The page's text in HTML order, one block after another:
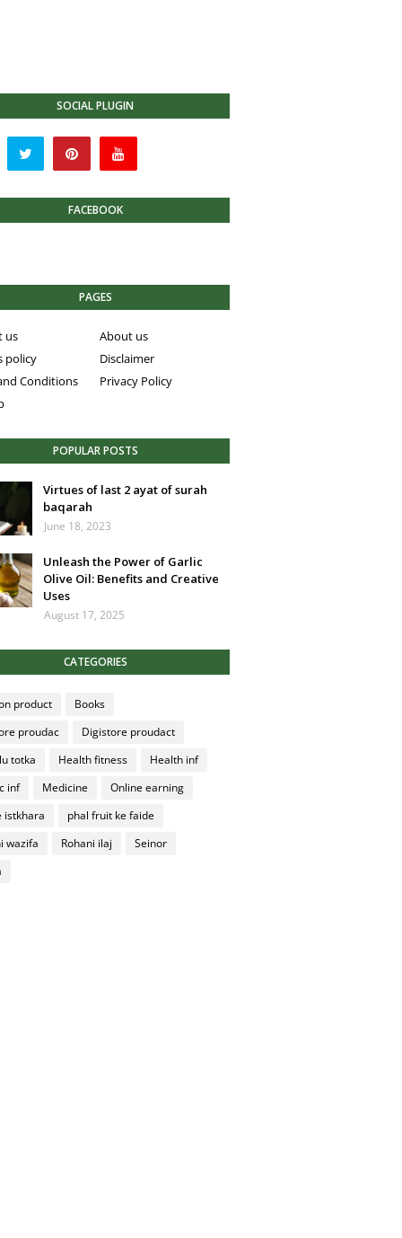
SOCIAL PLUGIN
FACEBOOK
PAGES
us
About us
policy
Disclaimer
Conditions
Privacy Policy
POPULAR POSTS
Virtues of last 2 ayat of surah
baqarah
June 18, 2023
Unleash the Power of Garlic
Olive Oil: Benefits and Creative
Uses
August 17, 2025
CATEGORIES
product
Books
proudac
Digistore proudact
totka
Health fitness
Health inf
inf
Medicine
Online earning
istkhara
phal fruit ke faide
wazifa
Rohani ilaj
Seinor